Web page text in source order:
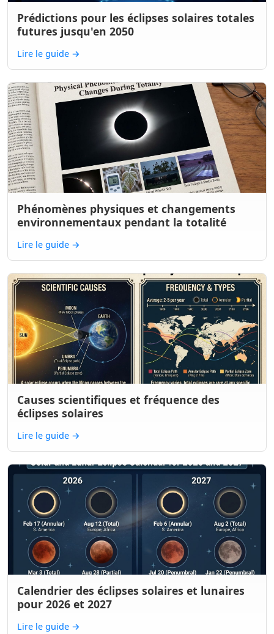
Prédictions pour les éclipses solaires totales
futures jusqu'en 2050
Lire le guide →
Phénomènes physiques et changements
environnementaux pendant la totalité
Lire le guide →
Causes scientifiques et fréquence des
éclipses solaires
Lire le guide →
Calendrier des éclipses solaires et lunaires
pour 2026 et 2027
Lire le guide →